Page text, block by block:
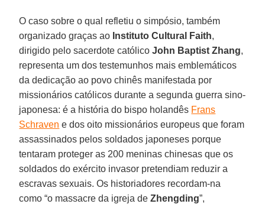
O caso sobre o qual refletiu o simpósio, também
organizado graças ao Instituto Cultural Faith,
dirigido pelo sacerdote católicoJohn Baptist Zhang,
representa um dos testemunhos mais emblemáticos
da dedicação ao povo chinês manifestada por
missionários católicos durante a segunda guerra sino-
japonesa: é a história do bispo holandês Frans
Schraven e dos oito missionários europeus que foram
assassinados pelos soldados japoneses porque
tentaram proteger as 200 meninas chinesas que os
soldados do exército invasor pretendiam reduzir a
escravas sexuais. Os historiadores recordam-na
como “o massacre da igreja deZhengding”,